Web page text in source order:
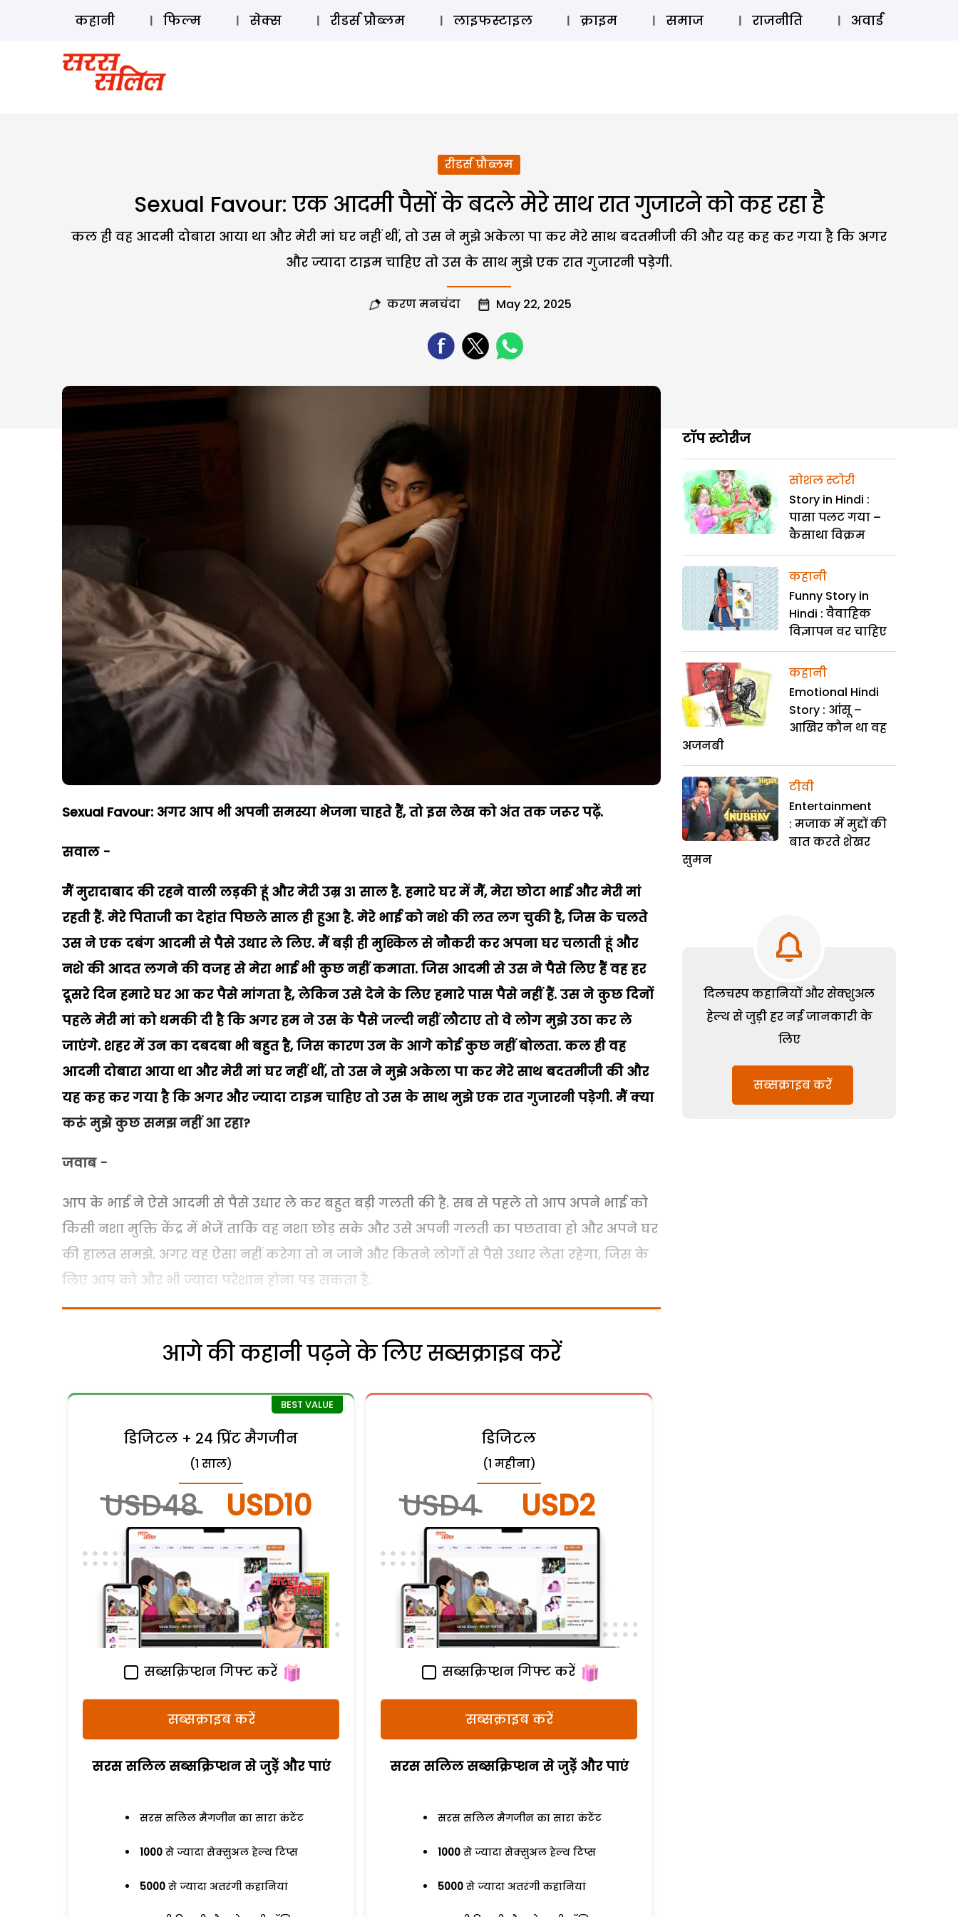
ऑडियो स्टोरी लॉग इन ⚲ SUBSCRIBE
कहानी फिल्म सेक्स रीडर्स प्रौब्लम लाइफस्टाइल क्राइम समाज राजनीति अवार्ड
रीडर्स प्रौब्लम
Sexual Favour: एक आदमी पैसों के बदले मेरे साथ रात गुजारने को कह रहा है
कल ही वह आदमी दोबारा आया था और मेरी मां घर नहीं थीं, तो उस ने मुझे अकेला पा कर मेरे साथ बदतमीजी की और यह कह कर गया है कि अगर
और ज्यादा टाइम चाहिए तो उस के साथ मुझे एक रात गुजारनी पड़ेगी.
करण मनचंदा May 22, 2025
Sexual Favour: अगर आप भी अपनी समस्या भेजना चाहते हैं, तो इस लेख को अंत तक जरूर पढ़ें.
सवाल -
मैं मुरादाबाद की रहने वाली लड़की हूं और मेरी उम्र 31 साल है. हमारे घर में मैं, मेरा छोटा भाई और मेरी मां
रहती हैं. मेरे पिताजी का देहांत पिछले साल ही हुआ है. मेरे भाई को नशे की लत लग चुकी है, जिस के चलते
उस ने एक दबंग आदमी से पैसे उधार ले लिए. मैं बड़ी ही मुश्किल से नौकरी कर अपना घर चलाती हूं और
नशे की आदत लगने की वजह से मेरा भाई भी कुछ नहीं कमाता. जिस आदमी से उस ने पैसे लिए हैं वह हर
दूसरे दिन हमारे घर आ कर पैसे मांगता है, लेकिन उसे देने के लिए हमारे पास पैसे नहीं हैं. उस ने कुछ दिनों
पहले मेरी मां को धमकी दी है कि अगर हम ने उस के पैसे जल्दी नहीं लौटाए तो वे लोग मुझे उठा कर ले
जाएंगे. शहर में उन का दबदबा भी बहुत है, जिस कारण उन के आगे कोई कुछ नहीं बोलता. कल ही वह
आदमी दोबारा आया था और मेरी मां घर नहीं थीं, तो उस ने मुझे अकेला पा कर मेरे साथ बदतमीजी की और
यह कह कर गया है कि अगर और ज्यादा टाइम चाहिए तो उस के साथ मुझे एक रात गुजारनी पड़ेगी. मैं क्या
करूं मुझे कुछ समझ नहीं आ रहा?
जवाब -
आप के भाई ने ऐसे आदमी से पैसे उधार ले कर बहुत बड़ी गलती की है. सब से पहले तो आप अपने भाई को
किसी नशा मुक्ति केंद्र में भेजें ताकि वह नशा छोड़ सके और उसे अपनी गलती का पछतावा हो और अपने घर
की हालत समझे. अगर वह ऐसा नहीं करेगा तो न जाने और कितने लोगों से पैसे उधार लेता रहेगा, जिस के
लिए आप को और भी ज्यादा परेशान होना पड़ सकता है.
आगे की कहानी पढ़ने के लिए सब्सक्राइब करें
डिजिटल + 24 प्रिंट मैगजीन
(1 साल)
USD48 USD10
सब्सक्रिप्शन गिफ्ट करें
सब्सक्राइब करें
सरस सलिल सब्सक्रिप्शन से जुड़ेें और पाएं
सरस सलिल मैगजीन का सारा कंटेंट
1000 से ज्यादा सेक्सुअल हेल्थ टिप्स
5000 से ज्यादा अतरंगी कहानियां
डिजिटल
(1 महीना)
USD4 USD2
सब्सक्रिप्शन गिफ्ट करें
सब्सक्राइब करें
सरस सलिल सब्सक्रिप्शन से जुड़ेें और पाएं
सरस सलिल मैगजीन का सारा कंटेंट
1000 से ज्यादा सेक्सुअल हेल्थ टिप्स
5000 से ज्यादा अतरंगी कहानियां
टॉप स्टोरीज
सोशल स्टोरी
Story in Hindi :
पासा पलट गया –
कैसाथा विक्रम
कहानी
Funny Story in
Hindi : वैवाहिक
विज्ञापन वर चाहिए
कहानी
Emotional Hindi
Story : आंसू –
आखिर कौन था वह
अजनबी
टीवी
Entertainment
: मजाक में मुद्दों की
बात करते शेखर
सुमन
दिलचस्प कहानियों और सेक्शुअल
हेल्थ से जुड़ी हर नई जानकारी के
लिए
सब्सक्राइब करें